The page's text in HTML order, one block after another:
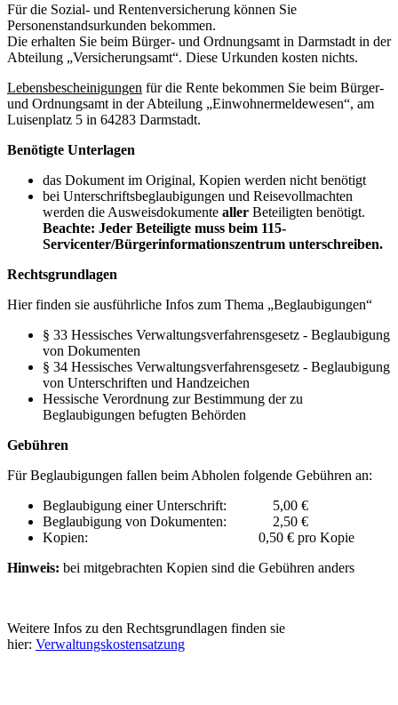
Für die Sozial- und Rentenversicherung können Sie
Personenstandsurkunden bekommen.
Die erhalten Sie beim Bürger- und Ordnungsamt in Darmstadt in der
Abteilung „Versicherungsamt“. Diese Urkunden kosten nichts.
Lebensbescheinigungen für die Rente bekommen Sie beim Bürger-
und Ordnungsamt in der Abteilung „Einwohnermeldewesen“, am
Luisenplatz 5 in 64283 Darmstadt.
Benötigte Unterlagen
das Dokument im Original, Kopien werden nicht benötigt
bei Unterschriftsbeglaubigungen und Reisevollmachten
werden die Ausweisdokumente aller Beteiligten benötigt.
Beachte: Jeder Beteiligte muss beim 115-
Servicenter/Bürgerinformationszentrum unterschreiben.
Rechtsgrundlagen
Hier finden sie ausführliche Infos zum Thema „Beglaubigungen“
§ 33 Hessisches Verwaltungsverfahrensgesetz - Beglaubigung
von Dokumenten
§ 34 Hessisches Verwaltungsverfahrensgesetz - Beglaubigung
von Unterschriften und Handzeichen
Hessische Verordnung zur Bestimmung der zu
Beglaubigungen befugten Behörden
Gebühren
Für Beglaubigungen fallen beim Abholen folgende Gebühren an:
Beglaubigung einer Unterschrift: 5,00 €
Beglaubigung von Dokumenten: 2,50 €
Kopien: 0,50 € pro Kopie
Hinweis: bei mitgebrachten Kopien sind die Gebühren anders
Weitere Infos zu den Rechtsgrundlagen finden sie
hier: Verwaltungskostensatzung